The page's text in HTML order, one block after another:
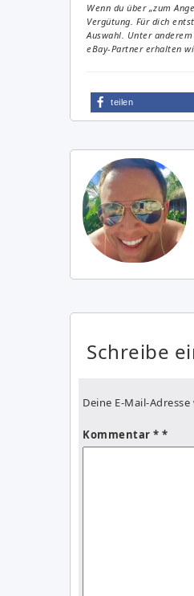
Wenn du über „zum
Vergütung. Für dich
Auswahl. Unter
eBay-Partner erhalten
teilen
Schreibe
Deine E-Mail-
Kommentar *